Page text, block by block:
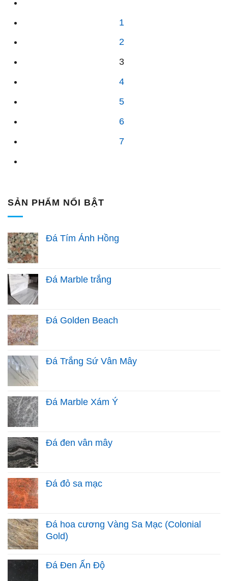
1
2
3
4
5
6
7
SẢN PHẨM NỔI BẬT
Đá Tím Ánh Hồng
Đá Marble trắng
Đá Golden Beach
Đá Trắng Sứ Vân Mây
Đá Marble Xám Ý
Đá đen vân mây
Đá đỏ sa mạc
Đá hoa cương Vàng Sa Mạc (Colonial
Gold)
Đá Đen Ấn Độ